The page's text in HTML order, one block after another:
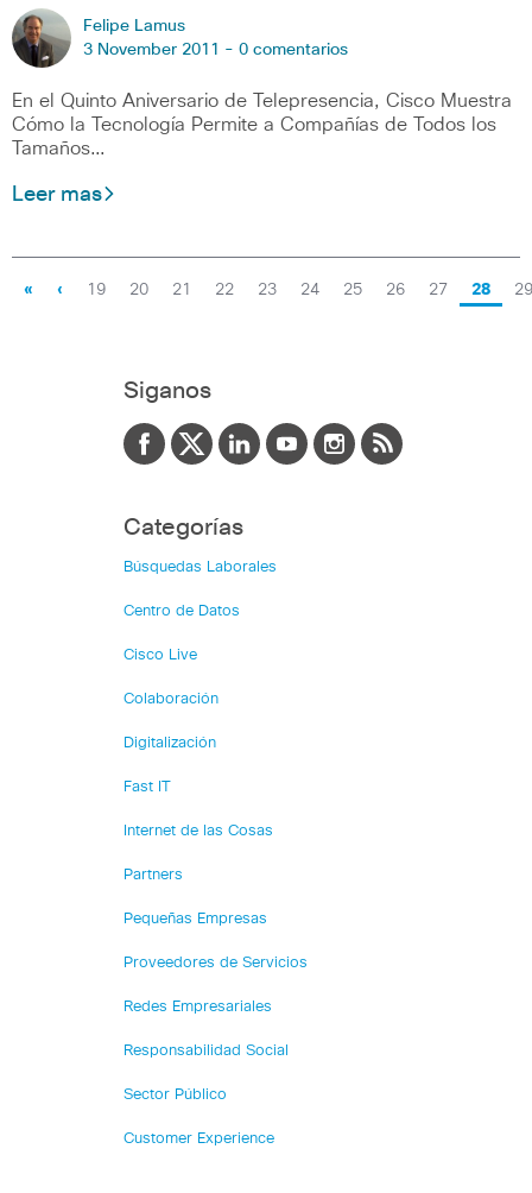
Felipe Lamus
3 November 2011 - 0 comentarios
En el Quinto Aniversario de Telepresencia, Cisco Muestra
Cómo la Tecnología Permite a Compañías de Todos los
Tamaños…
Leer mas
« ‹ 19 20 21 22 23 24 25 26 27 28 29
Siganos
Categorías
Búsquedas Laborales
Centro de Datos
Cisco Live
Colaboración
Digitalización
Fast IT
Internet de las Cosas
Partners
Pequeñas Empresas
Proveedores de Servicios
Redes Empresariales
Responsabilidad Social
Sector Público
Customer Experience